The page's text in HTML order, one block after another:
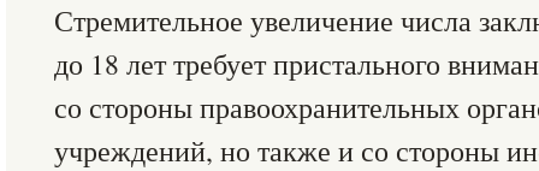
Стремительное увеличение числа
до 18 лет требует пристального
со стороны правоохранительных
учреждений, но также и со стороны